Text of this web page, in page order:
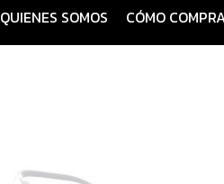
QUIENES SOMOS CÓMO